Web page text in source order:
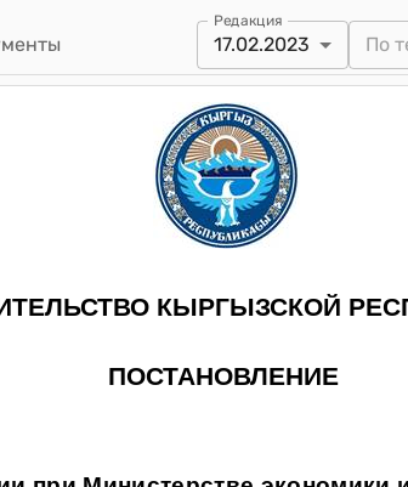
Редакция
17.02.2023